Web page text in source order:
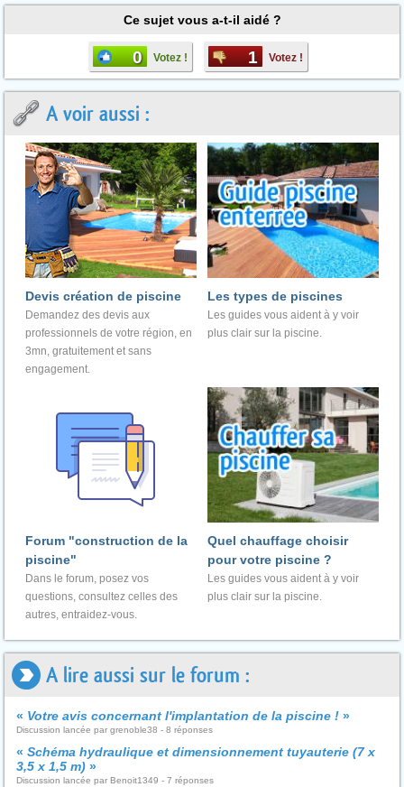
Ce sujet vous a-t-il aidé ?
0 Votez ! 1 Votez !
A voir aussi :
Devis création de piscine
Demandez des devis aux
professionnels de votre région, en
3mn, gratuitement et sans
engagement.
Les types de piscines
Les guides vous aident à y voir
plus clair sur la piscine.
Forum "construction de la
piscine"
Dans le forum, posez vos
questions, consultez celles des
autres, entraidez-vous.
Quel chauffage choisir
pour votre piscine ?
Les guides vous aident à y voir
plus clair sur la piscine.
A lire aussi sur le forum :
« Votre avis concernant l'implantation de la piscine ! »
Discussion lancée par grenoble38 - 8 réponses
« Schéma hydraulique et dimensionnement tuyauterie (7 x
3,5 x 1,5 m) »
Discussion lancée par Benoit1349 - 7 réponses